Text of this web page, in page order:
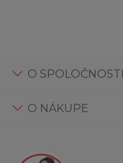
O SPOLOČNOSTI
O NÁKUPE